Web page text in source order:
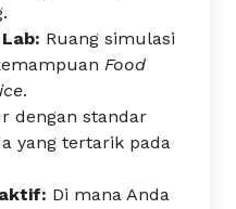
Ruang simulasi
Food
.
dengan standar
yang tertarik pada
Di mana Anda